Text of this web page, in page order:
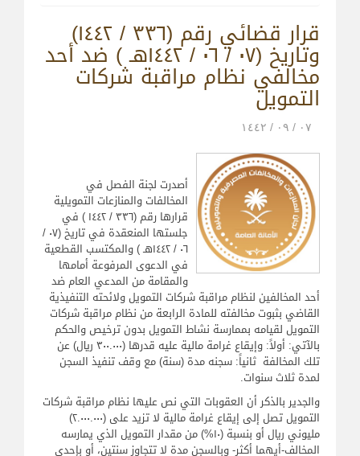
قرار قضائي رقم (۳۳٦ / ۱٤٤۲)
وتاريخ (۰۷ / ۰٦ / ۱٤٤۲هـ ) ضد أحد
مخالفي نظام مراقبة شركات
التمويل
۰۷ / ۰۹ / ۱٤٤۲
أصدرت لجنة الفصل في
المخالفات والمنازعات التمويلية
قرارها رقم (۳۳٦ / ۱٤٤۲ ) في
جلستها المنعقدة في تاريخ (۰۷ /
۰٦ / ۱٤٤۲هـ ) والمكتسب القطعية
في الدعوى المرفوعة أمامها
والمقامة من المدعي العام ضد
أحد المخالفين لنظام مراقبة شركات التمويل ولائحته التنفيذية
القاضي بثبوت مخالفته للمادة الرابعة من نظام مراقبة شركات
التمويل لقيامه بممارسة نشاط التمويل بدون ترخيص والحكم
بالآتي: أولاً: وإيقاع غرامة مالية عليه قدرها (۳۰۰.۰۰۰ ريال) عن
تلك المخالفة ثانياً: سجنه مدة (سنة) مع وقف تنفيذ السجن
لمدة ثلاث سنوات.
والجدير بالذكر أن العقوبات التي نص عليها نظام مراقبة شركات
التمويل تصل إلى إيقاع غرامة مالية لا تزيد على (۲.۰۰۰.۰۰۰)
مليوني ريال أو بنسبة (۱۰%) من مقدار التمويل الذي يمارسه
المخالف-أيهما أكثر- وبالسجن مدة لا تتجاوز سنتين، أو بإحدى